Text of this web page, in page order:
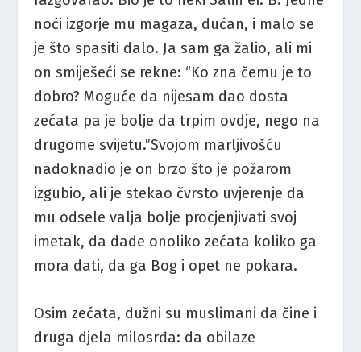
noći izgorje mu magaza, dućan, i malo se
je što spasiti dalo. Ja sam ga žalio, ali mi
on smiješeći se rekne: “Ko zna čemu je to
dobro? Moguće da nijesam dao dosta
zećata pa je bolje da trpim ovdje, nego na
drugome svijetu.”Svojom marljivošću
nadoknadio je on brzo što je požarom
izgubio, ali je stekao čvrsto uvjerenje da
mu odsele valja bolje procjenjivati svoj
imetak, da dade onoliko zećata koliko ga
mora dati, da ga Bog i opet ne pokara.
Osim zećata, dužni su muslimani da čine i
druga djela milosrđa: da obilaze